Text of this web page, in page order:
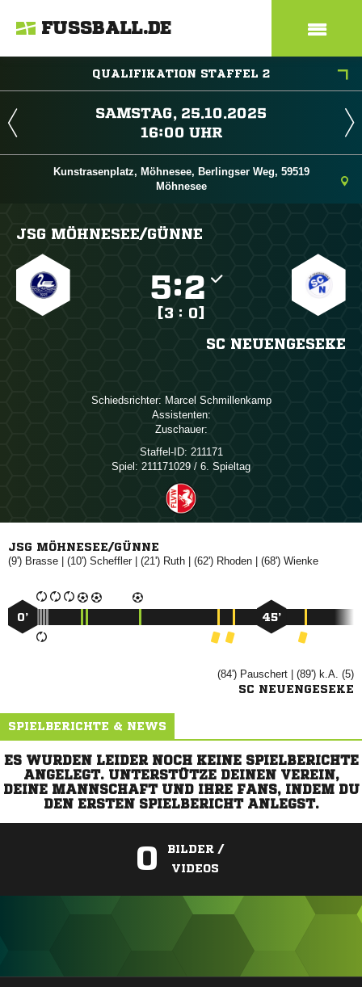
FUSSBALL.DE
QUALIFIKATION STAFFEL 2
 
 
Kunstrasenplatz, Möhnesee, Berlingser Weg, 59519
Möhnesee
JSG MÖHNESEE/​GÜNNE
:
[3 : 0]
SC NEUENGESEKE
Schiedsrichter:  
Assistenten:
Zuschauer:
Staffel-ID: 211171
Spiel: 211171029 / 6. Spieltag
JSG MÖHNESEE/GÜNNE
(9')  | (10') | (21')  | (62')  | (68') 
0’ 45’
(84')  | (89') k.A. (5)
SC NEUENGESEKE
SPIELBERICHTE & NEWS
ES WURDEN LEIDER NOCH KEINE SPIELBERICHTE
ANGELEGT. UNTERSTÜTZE DEINEN VEREIN,
DEINE MANNSCHAFT UND IHRE FANS, INDEM DU
DEN ERSTEN SPIELBERICHT ANLEGST.
0
BILDER /
VIDEOS